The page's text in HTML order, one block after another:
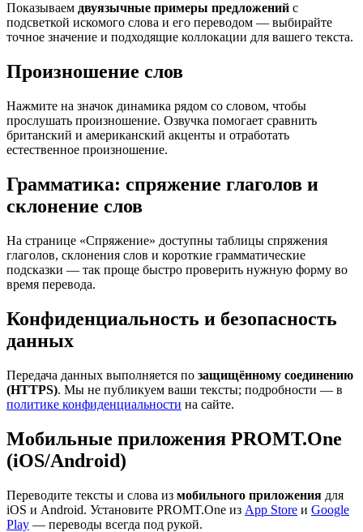
Показываем двуязычные примеры предложений с
подсветкой искомого слова и его переводом — выбирайте
точное значение и подходящие коллокации для вашего текста.
Произношение слов
Нажмите на значок динамика рядом со словом, чтобы
прослушать произношение. Озвучка помогает сравнить
британский и американский акценты и отработать
естественное произношение.
Грамматика: спряжение глаголов и
склонение слов
На странице «Спряжение» доступны таблицы спряжения
глаголов, склонения слов и короткие грамматические
подсказки — так проще быстро проверить нужную форму во
время перевода.
Конфиденциальность и безопасность
данных
Передача данных выполняется по защищённому соединению
(HTTPS). Мы не публикуем ваши тексты; подробности — в
политике конфиденциальности на сайте.
Мобильные приложения PROMT.One
(iOS/Android)
Переводите тексты и слова из мобильного приложения для
iOS и Android. Установите PROMT.One из App Store и Google
Play — переводы всегда под рукой.